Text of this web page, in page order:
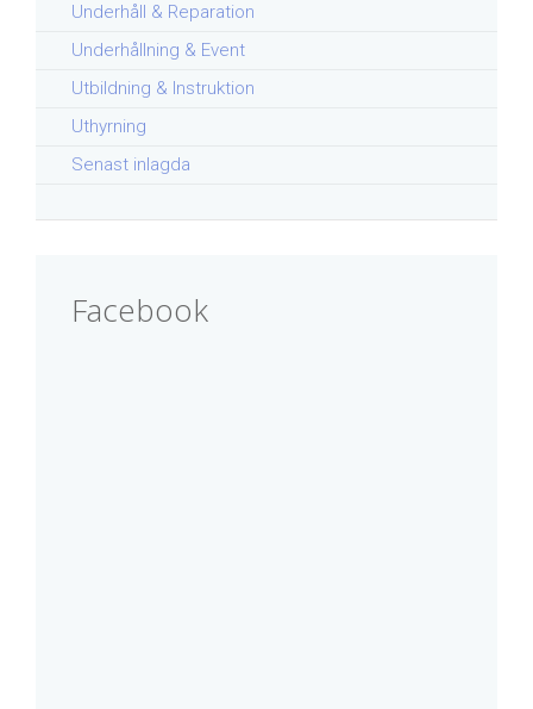
Underhåll & Reparation
Underhållning & Event
Utbildning & Instruktion
Uthyrning
Senast inlagda
Facebook